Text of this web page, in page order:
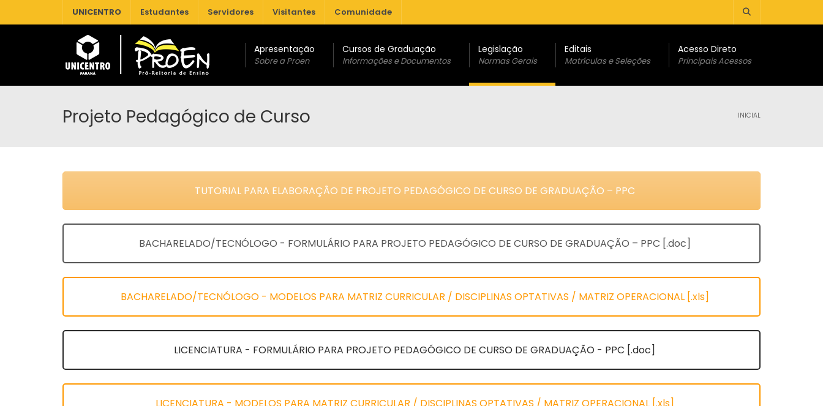
UNICENTRO Estudantes Servidores Visitantes Comunidade
Apresentação
Sobre a Proen
Cursos de Graduação
Informações e Documentos
Legislação
Normas Gerais
Editais
Matrículas e Seleções
Acesso Direto
Principais Acessos
Projeto Pedagógico de Curso INICIAL
TUTORIAL PARA ELABORAÇÃO DE PROJETO PEDAGÓGICO DE CURSO DE GRADUAÇÃO – PPC
BACHARELADO/TECNÓLOGO - FORMULÁRIO PARA PROJETO PEDAGÓGICO DE CURSO DE GRADUAÇÃO – PPC [.doc]
BACHARELADO/TECNÓLOGO - MODELOS PARA MATRIZ CURRICULAR / DISCIPLINAS OPTATIVAS / MATRIZ OPERACIONAL [.xls]
LICENCIATURA - FORMULÁRIO PARA PROJETO PEDAGÓGICO DE CURSO DE GRADUAÇÃO - PPC [.doc]